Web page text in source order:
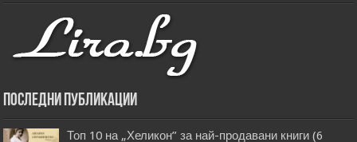
Последни публикации
Топ 10 на „Хеликон” за най-продавани книги (6